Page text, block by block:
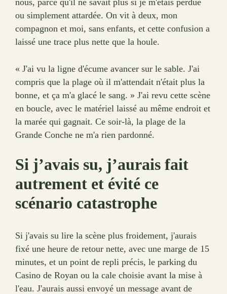
nous, parce qu'il ne savait plus si je m'étais perdue
ou simplement attardée. On vit à deux, mon
compagnon et moi, sans enfants, et cette confusion a
laissé une trace plus nette que la houle.
« J'ai vu la ligne d'écume avancer sur le sable. J'ai
compris que la plage où il m'attendait n'était plus la
bonne, et ça m'a glacé le sang. » J'ai revu cette scène
en boucle, avec le matériel laissé au même endroit et
la marée qui gagnait. Ce soir-là, la plage de la
Grande Conche ne m'a rien pardonné.
Si j’avais su, j’aurais fait
autrement et évité ce
scénario catastrophe
Si j'avais su lire la scène plus froidement, j'aurais
fixé une heure de retour nette, avec une marge de 15
minutes, et un point de repli précis, le parking du
Casino de Royan ou la cale choisie avant la mise à
l'eau. J'aurais aussi envoyé un message avant de